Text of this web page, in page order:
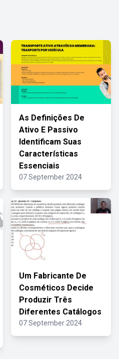
As Definições De
Ativo E Passivo
Identificam Suas
Características
Essenciais
07 September 2024
Um Fabricante De
Cosméticos Decide
Produzir Três
Diferentes Catálogos
07 September 2024